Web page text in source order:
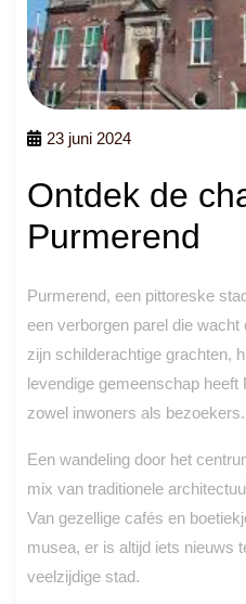
23 juni 2024
Ontdek de
Purmerend
Purmerend, een pittoreske
een verborgen parel die
zijn schilderachtige grachten,
levendige gemeenschap
zowel inwoners als bezoekers.
Een wandeling door het
mix van traditionele
Van gezellige cafés en
musea, er is altijd iets nieuws
veelzijdige stad.